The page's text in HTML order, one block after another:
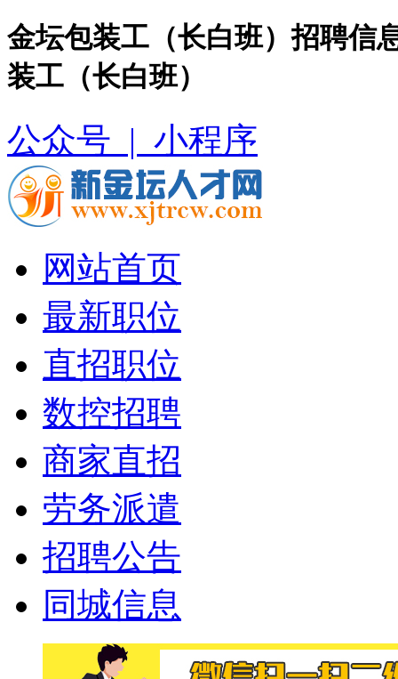
金坛包装工（长白班）招聘信
装工（长白班）
公众号 | 小程序
网站首页
最新职位
直招职位
数控招聘
商家直招
劳务派遣
招聘公告
同城信息